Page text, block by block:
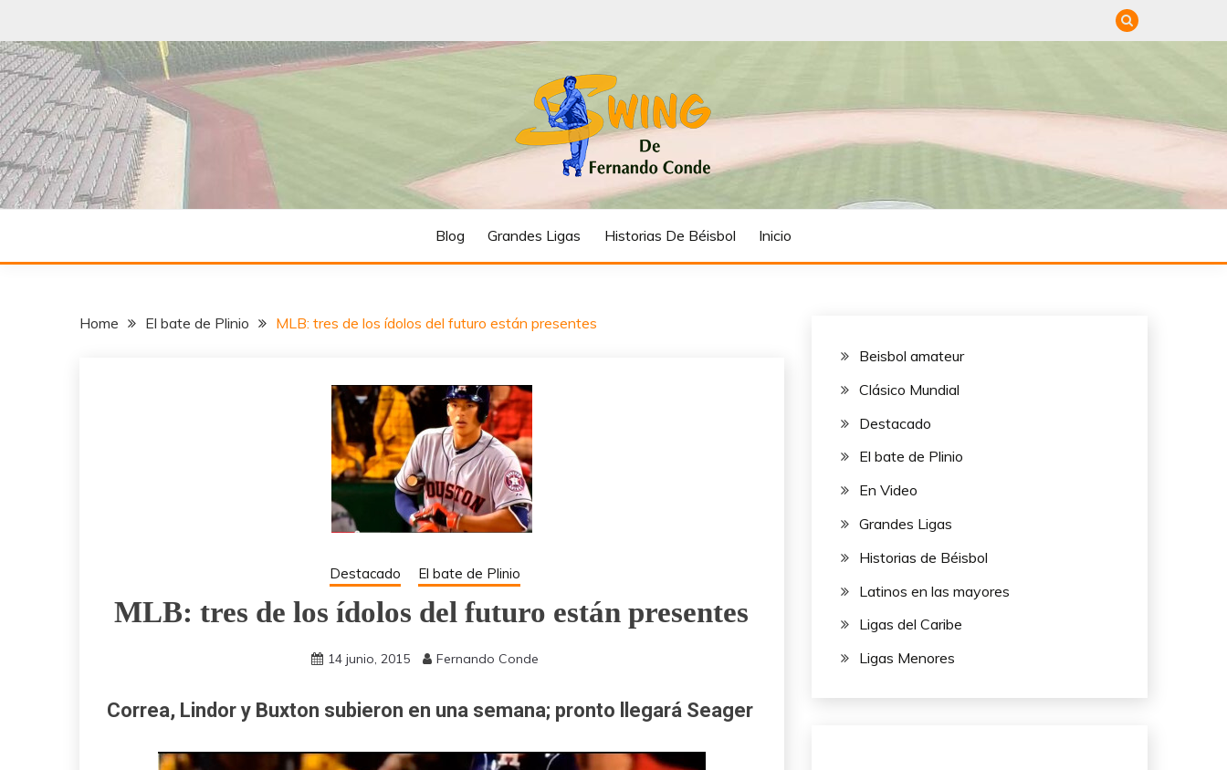
content
SWING DE FERNANDO CONDE
¡A todo Swing con el béisbol!
Blog Grandes Ligas Historias De Béisbol Inicio
Home El bate de Plinio MLB: tres de los ídolos del futuro están presentes
Destacado El bate de Plinio
MLB: tres de los ídolos del futuro están presentes
14 junio, 2015 Fernando Conde
Correa, Lindor y Buxton subieron en una semana; pronto llegará Seager
Beisbol amateur
Clásico Mundial
Destacado
El bate de Plinio
En Video
Grandes Ligas
Historias de Béisbol
Latinos en las mayores
Ligas del Caribe
Ligas Menores